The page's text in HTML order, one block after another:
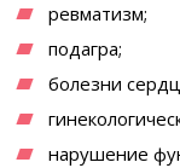
ревматизм;
подагра;
болезни
нарушение